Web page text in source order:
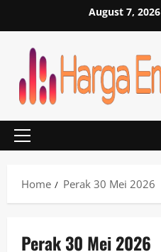
August 7, 2026
Primary
Home
Perak 30 Mei 2026
Perak 30 Mei 2026